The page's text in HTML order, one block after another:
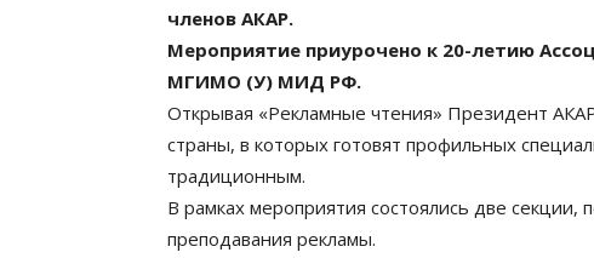
членов АКАР.
Мероприятие приурочено к 20-летию
МГИМО (У) МИД РФ.
Открывая «Рекламные чтения» Президент
страны, в которых готовят профильных
традиционным.
В рамках мероприятия состоялись две
преподавания рекламы.